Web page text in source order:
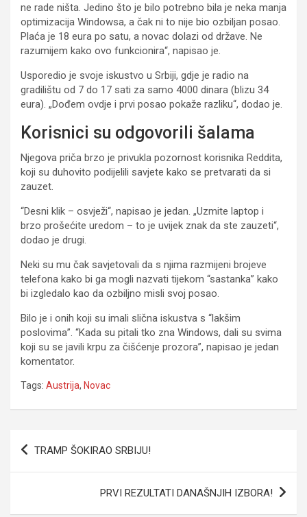
ne rade ništa. Jedino što je bilo potrebno bila je neka manja
optimizacija Windowsa, a čak ni to nije bio ozbiljan posao.
Plaća je 18 eura po satu, a novac dolazi od države. Ne
razumijem kako ovo funkcionira“, napisao je.
Usporedio je svoje iskustvo u Srbiji, gdje je radio na
gradilištu od 7 do 17 sati za samo 4000 dinara (blizu 34
eura). „Dođem ovdje i prvi posao pokaže razliku“, dodao je.
Korisnici su odgovorili šalama
Njegova priča brzo je privukla pozornost korisnika Reddita,
koji su duhovito podijelili savjete kako se pretvarati da si
zauzet.
“Desni klik – osvježi“, napisao je jedan. „Uzmite laptop i
brzo prošećite uredom – to je uvijek znak da ste zauzeti“,
dodao je drugi.
Neki su mu čak savjetovali da s njima razmijeni brojeve
telefona kako bi ga mogli nazvati tijekom “sastanka” kako
bi izgledalo kao da ozbiljno misli svoj posao.
Bilo je i onih koji su imali slična iskustva s “lakšim
poslovima”. “Kada su pitali tko zna Windows, dali su svima
koji su se javili krpu za čišćenje prozora”, napisao je jedan
komentator.
Tags: Austrija, Novac
Navigacija
TRAMP ŠOKIRAO SRBIJU!
PRVI REZULTATI DANAŠNJIH IZBORA!